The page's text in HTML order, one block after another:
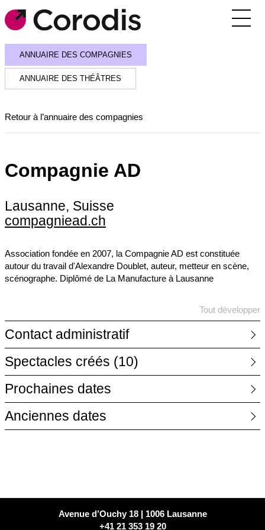
Agenda
Outils pratiques
Corodis
SE CONNECTER / S’INSCRIRE
ANNUAIRE DES COMPAGNIES
ANNUAIRE DES THÉÂTRES
Retour à l’annuaire des compagnies
Compagnie AD
Lausanne, Suisse
compagniead.ch
Association fondée en 2007, la Compagnie AD est constituée
autour du travail d'Alexandre Doublet, auteur, metteur en scène,
scénographe. Diplômé de La Manufacture à Lausanne
Tout développer
Contact administratif
Spectacles créés (10)
Prochaines dates
Anciennes dates
Avenue d’Ouchy 18 | 1006 Lausanne
+41 21 353 19 20